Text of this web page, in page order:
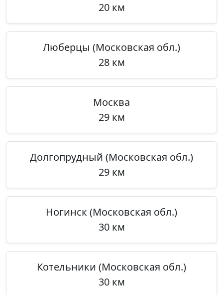
20 км
Люберцы (Московская обл.)
28 км
Москва
29 км
Долгопрудный (Московская обл.)
29 км
Ногинск (Московская обл.)
30 км
Котельники (Московская обл.)
30 км